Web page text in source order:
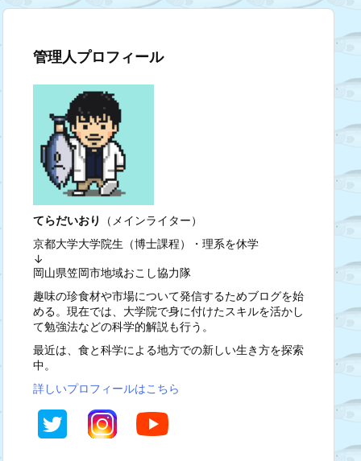
管理人プロフィール
てらだいおり
（メインライター）
京都大学大学院生（博士課程）・理系を休学
↓
岡山県笠岡市地域おこし協力隊
趣味の珍食材や市場について発信するためブログを始
める。現在では、大学院で身に付けたスキルを活かし
て勉強法などの科学的解説も行う。
最近は、食と科学による地方での新しい生き方を探索
中。
詳しいプロフィールはこちら